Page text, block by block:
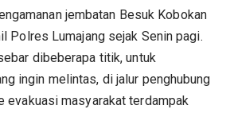
jembatan Besuk Kobokan
Polres Lumajang sejak Senin pagi.
dibeberapa titik, untuk
ingin melintas, di jalur penghubung
evakuasi masyarakat terdampak